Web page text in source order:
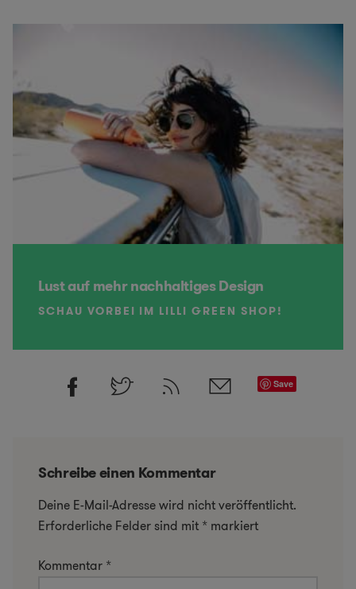
Lust auf mehr nachhaltiges Design
SCHAU VORBEI IM LILLI GREEN SHOP!
Save
Schreibe einen Kommentar
Deine E-Mail-Adresse wird nicht veröffentlicht.
Erforderliche Felder sind mit * markiert
Kommentar *